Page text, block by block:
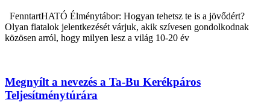
FenntartHATÓ Élménytábor: Hogyan tehetsz te is a jövődért?
Olyan fiatalok jelentkezését várjuk, akik szívesen gondolkodnak
közösen arról, hogy milyen lesz a világ 10-20 év
Megnyílt a nevezés a Ta-Bu Kerékpáros
Teljesítménytúrára